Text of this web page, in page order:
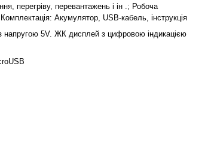
перегріву, перевантажень і ін .; Робоча
Акумулятор, USB-кабель, інструкція
напругою 5V. ЖК дисплей з цифровою індикацією